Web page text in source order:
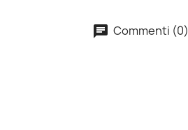
Commenti (0)